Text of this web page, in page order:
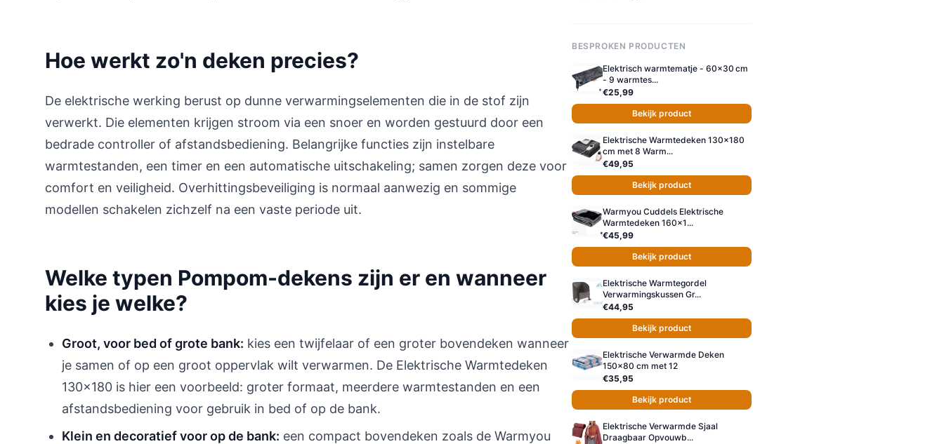
Hoe werkt zo'n deken precies?
De elektrische werking berust op dunne verwarmingselementen die in de stof zijn
verwerkt. Die elementen krijgen stroom via een snoer en worden gestuurd door een
bedrade controller of afstandsbediening. Belangrijke functies zijn instelbare
warmtestanden, een timer en een automatische uitschakeling; samen zorgen deze voor
comfort en veiligheid. Overhittingsbeveiliging is normaal aanwezig en sommige
modellen schakelen zichzelf na een vaste periode uit.
Welke typen Pompom-dekens zijn er en wanneer
kies je welke?
Groot, voor bed of grote bank: kies een twijfelaar of een groter bovendeken wanneer
je samen of op een groot oppervlak wilt verwarmen. De Elektrische Warmtedeken
130x180 is hier een voorbeeld: groter formaat, meerdere warmtestanden en een
afstandsbediening voor gebruik in bed of op de bank.
Klein en decoratief voor op de bank: een compact bovendeken zoals de Warmyou
BESPROKEN PRODUCTEN
Elektrisch warmtematje - 60×30 cm
- 9 warmtes...
€25,99
Bekijk product
Elektrische Warmtedeken 130x180
cm met 8 Warm...
€49,95
Bekijk product
Warmyou Cuddels Elektrische
Warmtedeken 160x1...
€45,99
Bekijk product
Elektrische Warmtegordel
Verwarmingskussen Gr...
€44,95
Bekijk product
Elektrische Verwarmde Deken
150x80 cm met 12
€35,95
Bekijk product
Elektrische Verwarmde Sjaal
Draagbaar Opvouwb...